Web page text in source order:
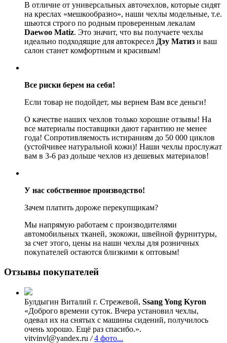
В отличие от универсальных авточехлов, которые сидят
на креслах «мешкообразно», наши чехлы модельные, т.е.
шьются строго по родным проверенным лекалам
Daewoo Matiz. Это значит, что вы получаете чехлы
идеально подходящие для автокресел Дэу Матиз и ваш
салон станет комфортным и красивым!
Все риски берем на себя!
Если товар не подойдет, мы вернем Вам все деньги!
О качестве наших чехлов только хорошие отзывы! На
все материалы поставщики дают гарантию не менее
года! Сопротивляемость истираниям до 50 000 циклов
(устойчивее натуральной кожи)! Наши чехлы прослужат
вам в 3-6 раз дольше чехлов из дешевых материалов!
У нас собственное производство!
Зачем платить дороже перекупщикам?
Мы напрямую работаем с производителями
автомобильных тканей, экокожи, швейной фурнитуры,
за счет этого, цены на наши чехлы для розничных
покупателей остаются близкими к оптовым!
Отзывы покупателей
Булдыгин Виталий г. Стрежевой, Ssang Yong Kyron
«Доброго времени суток. Вчера установил чехлы,
одевал их на снятых с машины сидений, получилось
очень хорошо. Ещё раз спасибо.».
vitvinvl@yandex.ru / 4 фото...